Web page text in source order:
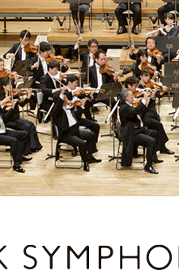
響楽団/NHK Symphony
響楽団（N響）公式サイト。コンサー